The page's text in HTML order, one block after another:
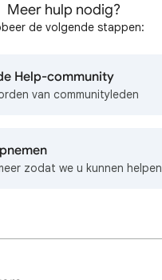
Meer hulp nodig?
de volgende stappen:
Help-community
van communityleden
zodat we u kunnen helpen